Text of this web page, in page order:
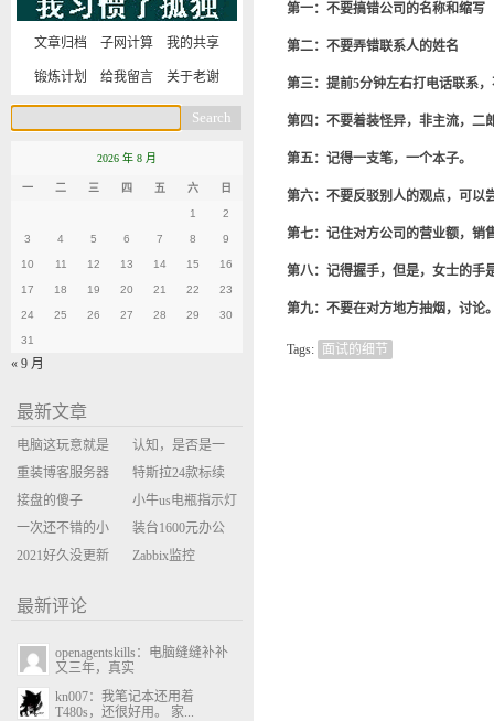
第一：不要搞错公司的名称和缩写
第二：不要弄错联系人的姓名
第三：提前5分钟左右打电话联系
第四：不要着装怪异，非主流，二
第五：记得一支笔，一个本子。
第六：不要反驳别人的观点，可以
第七：记住对方公司的营业额，销
第八：记得握手，但是，女士的手
第九：不要在对方地方抽烟，讨论
Tags: 面试的细节
文章归档 子网计算 我的共享
锻炼计划 给我留言 关于老谢
2026 年 8 月
一 二 三 四 五 六 日
1 2
3 4 5 6 7 8 9
10 11 12 13 14 15 16
17 18 19 20 21 22 23
24 25 26 27 28 29 30
31
« 9 月
最新文章
电脑这玩意就是
缝缝补补的事
认知，是否是一
座大山？当架构
决策变成配置清
单比价
重装博客服务器
环境
特斯拉24款标续
Model Y 2万公里
使用体验
接盘的傻子
小牛us电瓶指示灯
闪三次不上电
一次还不错的小
米售后体验
装台1600元办公
主机
2021好久没更新
Zabbix监控
最新评论
openagentskills：电脑缝缝补补
又三年，真实
kn007：我笔记本还用着
T480s，还很好用。 家...